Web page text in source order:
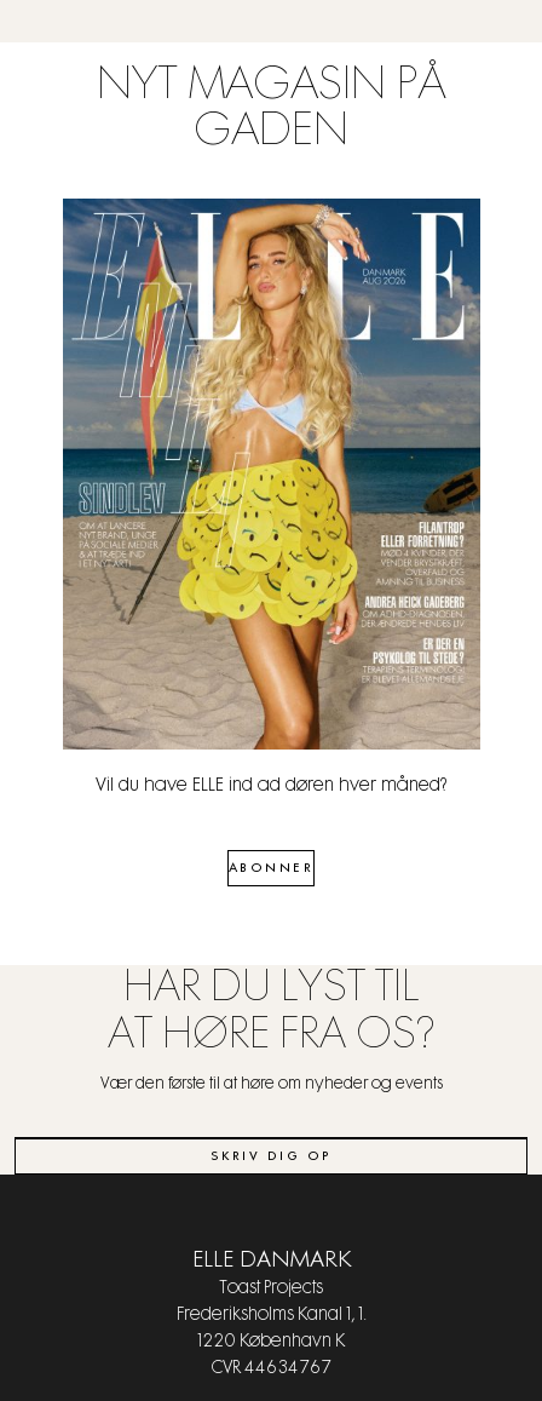
NYT MAGASIN PÅ
GADEN
Vil du have ELLE ind ad døren hver måned?
ABONNER
HAR DU LYST TIL
AT HØRE FRA OS?
Vær den første til at høre om nyheder og events
SKRIV DIG OP
ELLE DANMARK
Toast Projects
Frederiksholms Kanal 1, 1.
1220 København K
CVR 44634767